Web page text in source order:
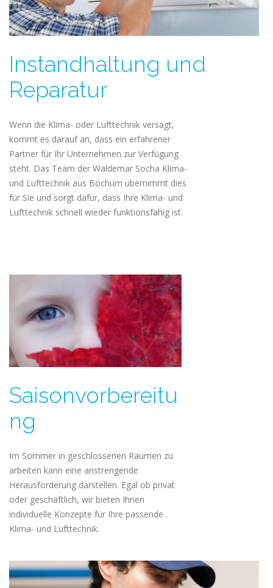
Instandhaltung und
Reparatur
Wenn die Klima- oder Lufttechnik versagt,
kommt es darauf an, dass ein erfahrener
Partner für Ihr Unternehmen zur Verfügung
steht. Das Team der Waldemar Socha Klima-
und Lufttechnik aus Bochum übernimmt dies
für Sie und sorgt dafür, dass Ihre Klima- und
Lufttechnik schnell wieder funktionsfähig ist.
Saisonvorbereitu
ng
Im Sommer in geschlossenen Räumen zu
arbeiten kann eine anstrengende
Herausforderung darstellen. Egal ob privat
oder geschäftlich, wir bieten Ihnen
individuelle Konzepte für Ihre passende
Klima- und Lufttechnik.